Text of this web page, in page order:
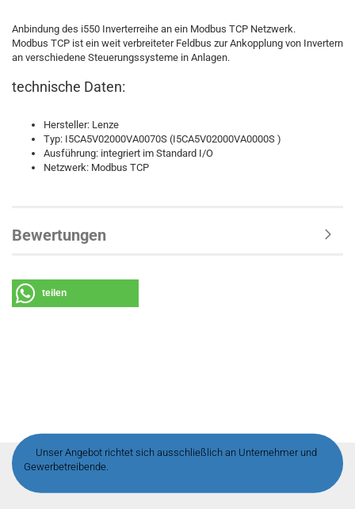
Anbindung des i550 Inverterreihe an ein Modbus TCP Netzwerk.
Modbus TCP ist ein weit verbreiteter Feldbus zur Ankopplung von Invertern
an verschiedene Steuerungssysteme in Anlagen.
technische Daten:
Hersteller: Lenze
Typ: I5CA5V02000VA0070S (I5CA5V02000VA0000S )
Ausführung: integriert im Standard I/O
Netzwerk: Modbus TCP
Bewertungen
teilen
Unser Angebot richtet sich ausschließlich an Unternehmer und
Gewerbetreibende.